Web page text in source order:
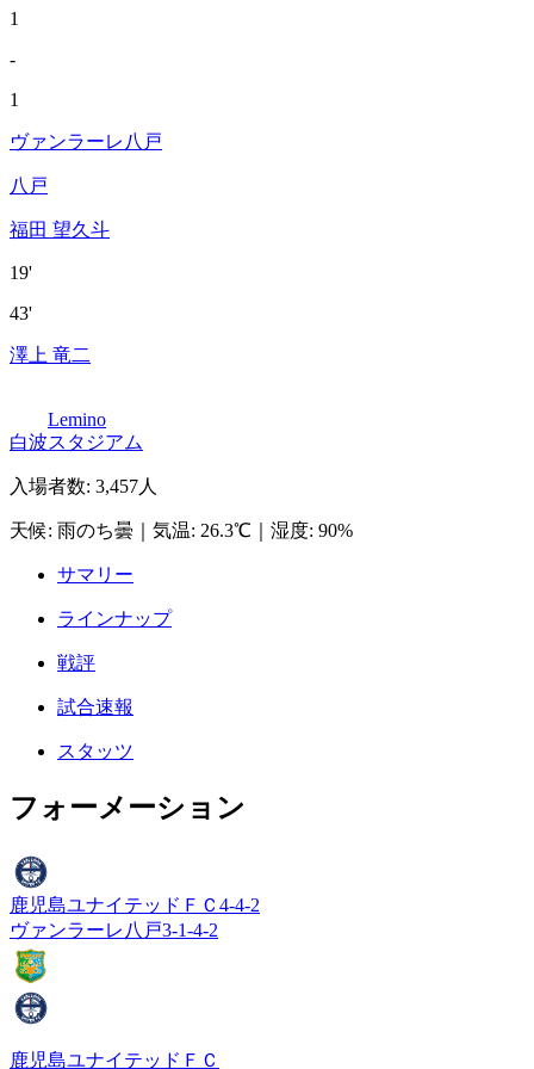
1
-
1
ヴァンラーレ八戸
八戸
福田 望久斗
19'
43'
澤上 竜二
Lemino
白波スタジアム
入場者数: 3,457人
天候: 雨のち曇 気温: 26.3℃ 湿度: 90%
サマリー
ラインナップ
戦評
試合速報
スタッツ
フォーメーション
鹿児島ユナイテッドＦＣ 4-4-2
ヴァンラーレ八戸3-1-4-2
鹿児島ユナイテッドＦＣ